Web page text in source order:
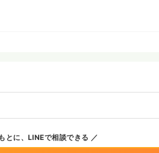
とに、LINEで相談できる